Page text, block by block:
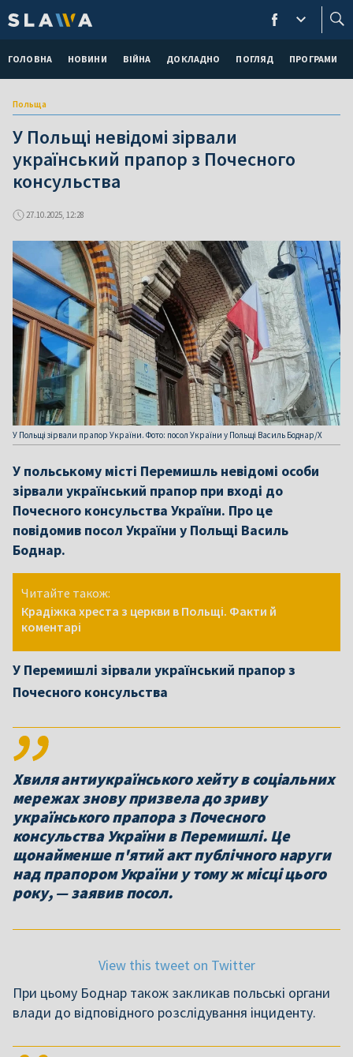
ГОЛОВНА НОВИНИ ВІЙНА ДОКЛАДНО ПОГЛЯД ПРОГРАМИ
Польща
У Польщі невідомі зірвали
український прапор з Почесного
консульства
27.10.2025, 12:28
У Польщі зірвали прапор України. Фото: посол України у Польщі Василь Боднар/Х
У польському місті Перемишль невідомі особи
зірвали український прапор при вході до
Почесного консульства України. Про це
повідомив посол України у Польщі Василь
Боднар.
Читайте також:
Крадіжка хреста з церкви в Польщі. Факти й
коментарі
У Перемишлі зірвали український прапор з
Почесного консульства
Хвиля антиукраїнського хейту в соціальних
мережах знову призвела до зриву
українського прапора з Почесного
консульства України в Перемишлі. Це
щонайменше п'ятий акт публічного наруги
над прапором України у тому ж місці цього
року, — заявив посол.
View this tweet on Twitter
При цьому Боднар також закликав польські органи
влади до відповідного розслідування інциденту.